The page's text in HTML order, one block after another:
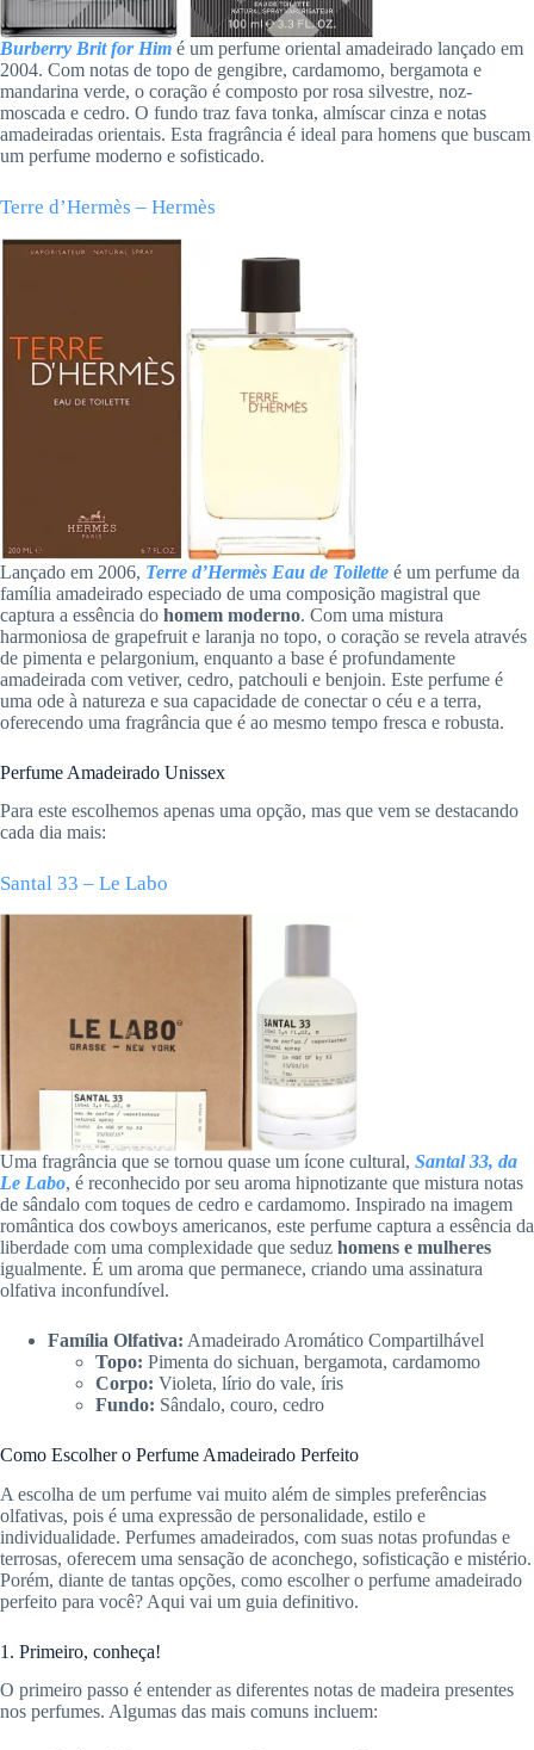
Burberry Brit for Him é um perfume oriental amadeirado lançado em
2004. Com notas de topo de gengibre, cardamomo, bergamota e
mandarina verde, o coração é composto por rosa silvestre, noz-
moscada e cedro. O fundo traz fava tonka, almíscar cinza e notas
amadeiradas orientais. Esta fragrância é ideal para homens que buscam
um perfume moderno e sofisticado.
Terre d’Hermès – Hermès
Lançado em 2006, Terre d’Hermès Eau de Toilette é um perfume da
família amadeirado especiado de uma composição magistral que
captura a essência do homem moderno. Com uma mistura
harmoniosa de grapefruit e laranja no topo, o coração se revela através
de pimenta e pelargonium, enquanto a base é profundamente
amadeirada com vetiver, cedro, patchouli e benjoin. Este perfume é
uma ode à natureza e sua capacidade de conectar o céu e a terra,
oferecendo uma fragrância que é ao mesmo tempo fresca e robusta.
Perfume Amadeirado Unissex
Para este escolhemos apenas uma opção, mas que vem se destacando
cada dia mais:
Santal 33 – Le Labo
Uma fragrância que se tornou quase um ícone cultural, Santal 33, da
Le Labo, é reconhecido por seu aroma hipnotizante que mistura notas
de sândalo com toques de cedro e cardamomo. Inspirado na imagem
romântica dos cowboys americanos, este perfume captura a essência da
liberdade com uma complexidade que seduz homens e mulheres
igualmente. É um aroma que permanece, criando uma assinatura
olfativa inconfundível.
Família Olfativa: Amadeirado Aromático Compartilhável
Topo: Pimenta do sichuan, bergamota, cardamomo
Corpo: Violeta, lírio do vale, íris
Fundo: Sândalo, couro, cedro
Como Escolher o Perfume Amadeirado Perfeito
A escolha de um perfume vai muito além de simples preferências
olfativas, pois é uma expressão de personalidade, estilo e
individualidade. Perfumes amadeirados, com suas notas profundas e
terrosas, oferecem uma sensação de aconchego, sofisticação e mistério.
Porém, diante de tantas opções, como escolher o perfume amadeirado
perfeito para você? Aqui vai um guia definitivo.
1. Primeiro, conheça!
O primeiro passo é entender as diferentes notas de madeira presentes
nos perfumes. Algumas das mais comuns incluem: